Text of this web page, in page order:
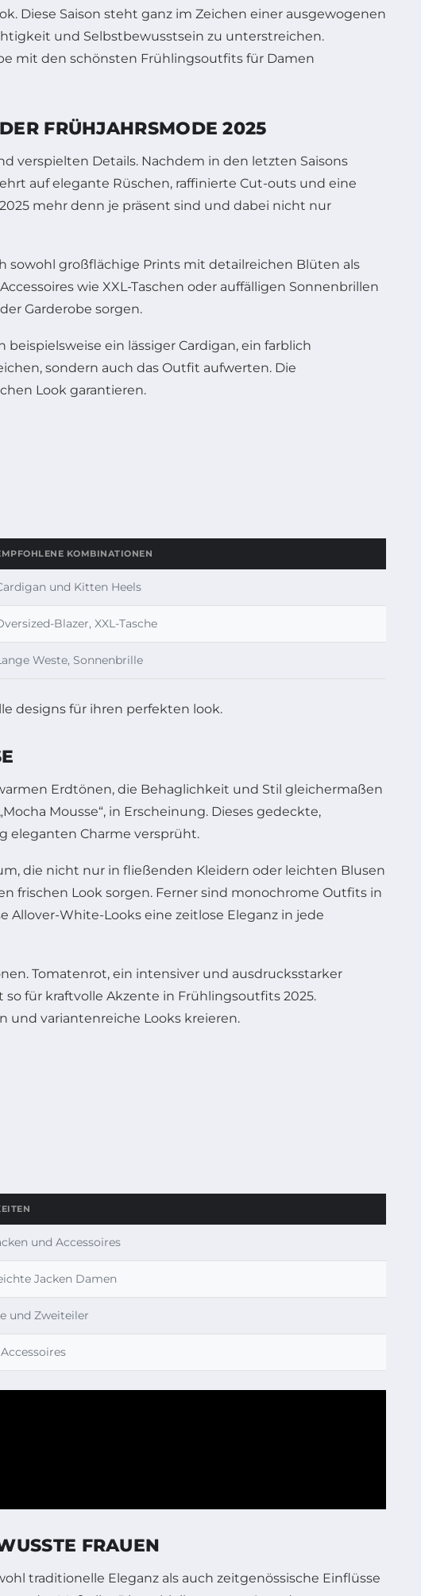
Diese Saison steht ganz im Zeichen einer ausgewogenen
und Selbstbewusstsein zu unterstreichen.
mit den schönsten Frühlingsoutfits für Damen
FRÜHJAHRSMODE 2025
verspielten Details. Nachdem in den letzten Saisons
auf elegante Rüschen, raffinierte Cut-outs und eine
mehr denn je präsent sind und dabei nicht nur
sowohl großflächige Prints mit detailreichen Blüten als
wie XXL-Taschen oder auffälligen Sonnenbrillen
Garderobe sorgen.
ein lässiger Cardigan, ein farblich
sondern auch das Outfit aufwerten. Die
Look garantieren.
KOMBINATIONEN
und Kitten Heels
Blazer, XXL-Tasche
Weste, Sonnenbrille
Erdtönen, die Behaglichkeit und Stil gleichermaßen
Mousse“, in Erscheinung. Dieses gedeckte,
eleganten Charme versprüht.
die nicht nur in fließenden Kleidern oder leichten Blusen
frischen Look sorgen. Ferner sind monochrome Outfits in
Allover-White-Looks eine zeitlose Eleganz in jede
Tomatenrot, ein intensiver und ausdrucksstarker
für kraftvolle Akzente in Frühlingsoutfits 2025.
und variantenreiche Looks kreieren.
und Accessoires
Jacken Damen
und Zweiteiler
FRAUEN
traditionelle Eleganz als auch zeitgenössische Einflüsse